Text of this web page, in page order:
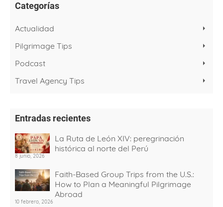
Categorías
Actualidad
Pilgrimage Tips
Podcast
Travel Agency Tips
Entradas recientes
La Ruta de León XIV: peregrinación
histórica al norte del Perú
8 junio, 2026
Faith-Based Group Trips from the U.S.:
How to Plan a Meaningful Pilgrimage
Abroad
10 febrero, 2026